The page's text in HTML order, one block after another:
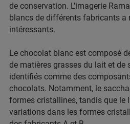
de conservation. L'imagerie
blancs de différents fabricants a
intéressants.
Le chocolat blanc est composé
de matières grasses du lait et de
identifiés comme des
chocolats. Notamment, le
formes cristallines, tandis que le
variations dans les formes